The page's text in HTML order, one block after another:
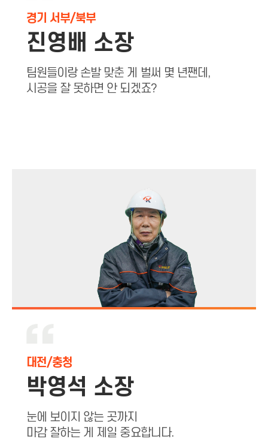
경기 서부/북부
진영배 소장
팀원들이랑 손발 맞춘 게 벌써 몇 년짼데,
시공을 잘 못하면 안 되겠죠?
대전/충청
박영석 소장
눈에 보이지 않는 곳까지
마감 잘하는 게 제일 중요합니다.